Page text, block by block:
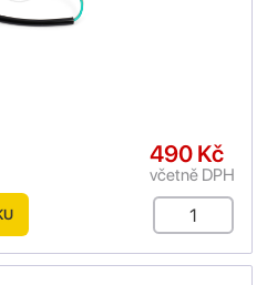
490 Kč
včetně DPH